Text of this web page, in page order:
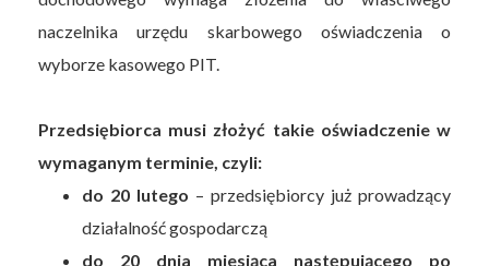
naczelnika urzędu skarbowego oświadczenia o
wyborze kasowego PIT.
Przedsiębiorca musi złożyć takie oświadczenie w
wymaganym terminie, czyli:
do 20 lutego – przedsiębiorcy już prowadzący
działalność gospodarczą
do 20 dnia miesiąca następującego po